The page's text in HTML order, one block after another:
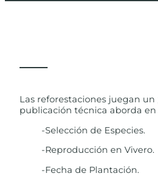
Las reforestaciones juegan
publicación técnica aborda
-Selección de Especies.
-Reproducción en Vivero.
-Fecha de Plantación.